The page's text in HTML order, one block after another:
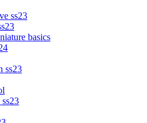
ss23
basics
ss23